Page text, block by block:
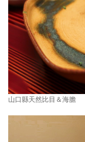
山口縣天然比目＆海膽